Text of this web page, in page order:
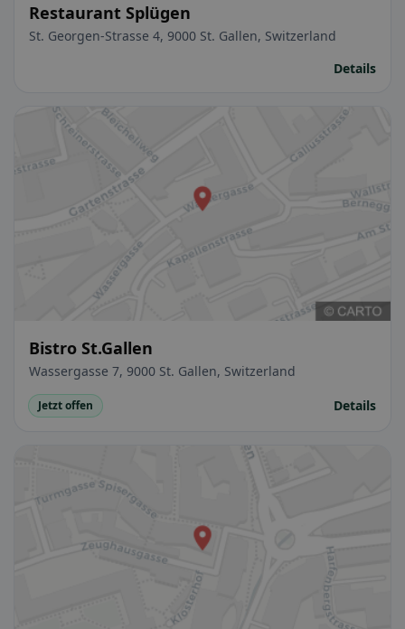
Restaurant Splügen
St. Georgen-Strasse 4, 9000 St. Gallen, Switzerland
Details
Bistro St.Gallen
Wassergasse 7, 9000 St. Gallen, Switzerland
Jetzt offen Details